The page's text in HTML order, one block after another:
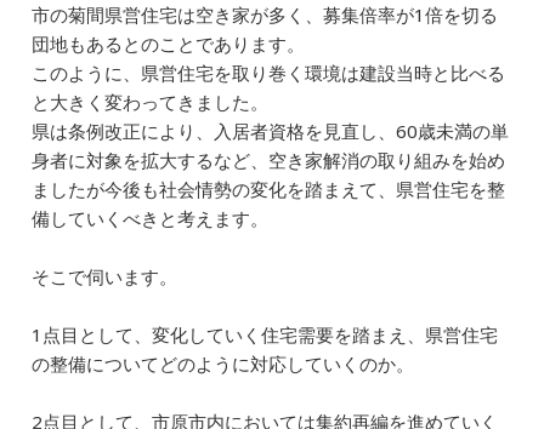
市の菊間県営住宅は空き家が多く、募集倍率が1倍を切る
団地もあるとのことであります。
このように、県営住宅を取り巻く環境は建設当時と比べる
と大きく変わってきました。
県は条例改正により、入居者資格を見直し、60歳未満の単
身者に対象を拡大するなど、空き家解消の取り組みを始め
ましたが今後も社会情勢の変化を踏まえて、県営住宅を整
備していくべきと考えます。
そこで伺います。
1点目として、変化していく住宅需要を踏まえ、県営住宅
の整備についてどのように対応していくのか。
2点目として、市原市内においては集約再編を進めていく